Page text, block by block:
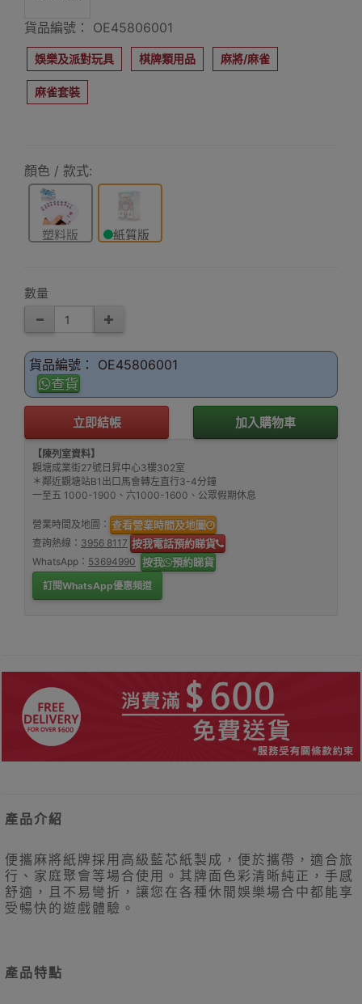
貨品編號： OE45806001
娛樂及派對玩具 棋牌類用品 麻將/麻雀
麻雀套裝
顏色 / 款式:
塑料版
紙質版
數量
貨品編號： OE45806001
查貨
立即結帳 加入購物車
【陳列室資料】
觀塘成業街27號日昇中心3樓302室
＊鄰近觀塘站B1出口馬會轉左直行3-4分鐘
一至五 1000-1900、六1000-1600、公眾假期休息
營業時間及地圖： 查看營業時間及地圖
查詢熱線： 3956 8117 按我電話預約睇貨
WhatsApp： 53694990 按我 預約睇貨
訂閱WhatsApp優惠頻道
產品介紹
便攜麻將紙牌採用高級藍芯紙製成，便於攜帶，適合旅
行、家庭聚會等場合使用。其牌面色彩清晰純正，手感
舒適，且不易彎折，讓您在各種休閒娛樂場合中都能享
受暢快的遊戲體驗。
產品特點